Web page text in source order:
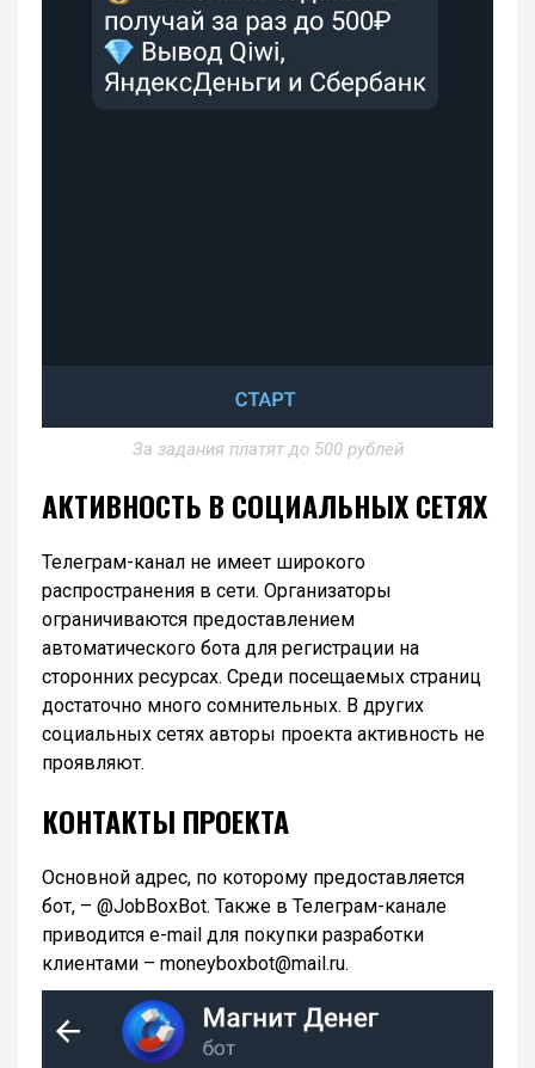
За задания платят до 500 рублей
АКТИВНОСТЬ В СОЦИАЛЬНЫХ СЕТЯХ
Телеграм-канал не имеет широкого
распространения в сети. Организаторы
ограничиваются предоставлением
автоматического бота для регистрации на
сторонних ресурсах. Среди посещаемых страниц
достаточно много сомнительных. В других
социальных сетях авторы проекта активность не
проявляют.
КОНТАКТЫ ПРОЕКТА
Основной адрес, по которому предоставляется
бот, – @JobBoxBot. Также в Телеграм-канале
приводится e-mail для покупки разработки
клиентами – moneyboxbot@mail.ru.